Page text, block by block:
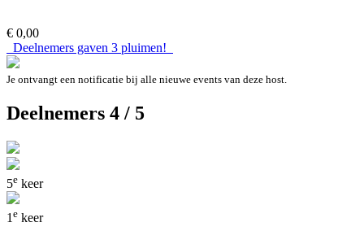
€ 0,00
Deelnemers gaven 3 pluimen!
Je ontvangt een notificatie bij alle nieuwe events van deze host.
Deelnemers 4 / 5
5e keer
1 e keer